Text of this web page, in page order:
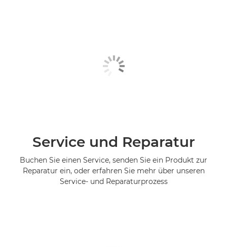
Service und Reparatur
Buchen Sie einen Service, senden Sie ein Produkt zur
Reparatur ein, oder erfahren Sie mehr über unseren
Service- und Reparaturprozess